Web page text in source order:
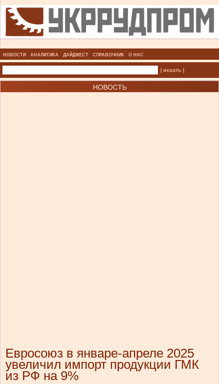
НОВОСТИ АНАЛИТИКА ДАЙДЖЕСТ СПРАВОЧНИК О НАС
| искать |
НОВОСТЬ
Евросоюз в январе-апреле 2025
увеличил импорт продукции ГМК
из РФ на 9%